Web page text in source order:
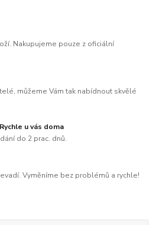
Nakupujeme pouze z oficiální
můžeme Vám tak nabídnout skvělé
u vás doma
do 2 prac. dnů.
Vyměníme bez problémů a rychle!